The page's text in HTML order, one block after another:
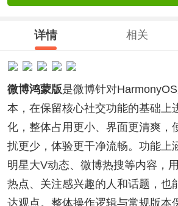
详情 相关
微博鸿蒙版是微博针对
本，在保留核心社交功能的基础上
化，整体占用更小、界面更清爽，
扰更少，体验更干净流畅。功能上
明星大V动态、微博热搜等内容，
热点、关注感兴趣的人和话题，也
达观点。整体操作逻辑与常规版本